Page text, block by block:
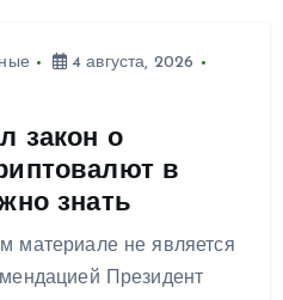
4 августа, 2026
закон о
в
знать
материале не является
Президент